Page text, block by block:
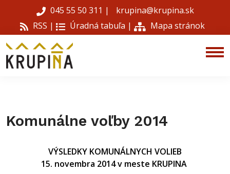
045 55 50 311 |
krupina@krupina.sk
RSS |
Úradná tabuľa | Mapa stránok
Komunálne voľby 2014
VÝSLEDKY KOMUNÁLNYCH VOLIEB
15. novembra 2014 v meste KRUPINA